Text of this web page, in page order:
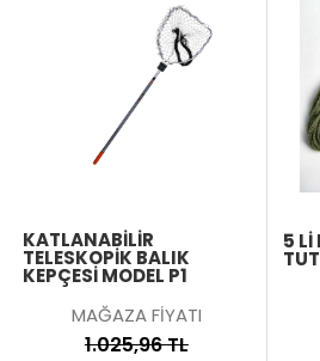
KATLANABILIR
TELESKOPIK BALIK
KEPÇESI MODEL P1
MAĞAZA FİYATI
1.025,96 TL
5 LI